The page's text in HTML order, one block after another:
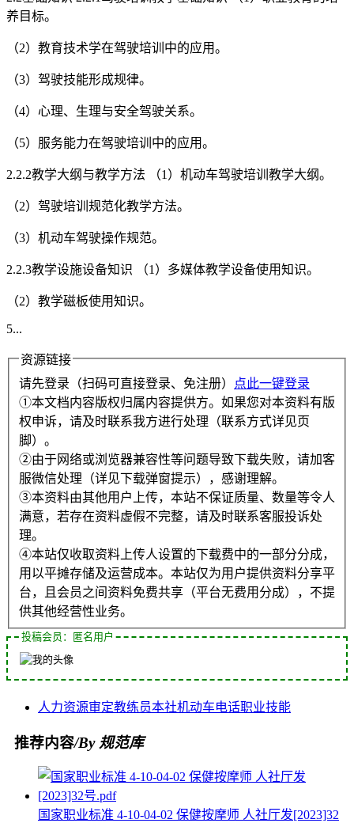
养目标。
（2）教育技术学在驾驶培训中的应用。
（3）驾驶技能形成规律。
（4）心理、生理与安全驾驶关系。
（5）服务能力在驾驶培训中的应用。
2.2.2教学大纲与教学方法 （1）机动车驾驶培训教学大纲。
（2）驾驶培训规范化教学方法。
（3）机动车驾驶操作规范。
2.2.3教学设施设备知识 （1）多媒体教学设备使用知识。
（2）教学磁板使用知识。
5...
资源链接
请先登录（扫码可直接登录、免注册）
点此一键登录
①本文档内容版权归属内容提供方。如果您对本资料有版
权申诉，请及时联系我方进行处理（联系方式详见页
脚）。
②由于网络或浏览器兼容性等问题导致下载失败，请加客
服微信处理（详见下载弹窗提示），感谢理解。
③本资料由其他用户上传，本站不保证质量、数量等令人
满意，若存在资料虚假不完整，请及时联系客服投诉处
理。
④本站仅收取资料上传人设置的下载费中的一部分分成，
用以平摊存储及运营成本。本站仅为用户提供资料分享平
台，且会员之间资料免费共享（平台无费用分成），不提
供其他经营性业务。
投稿会员：匿名用户
人力资源审定教练员本社机动车电话职业技能
推荐内容/By 规范库
国家职业标准 4-10-04-02 保健按摩师 人社厅发[2023]32